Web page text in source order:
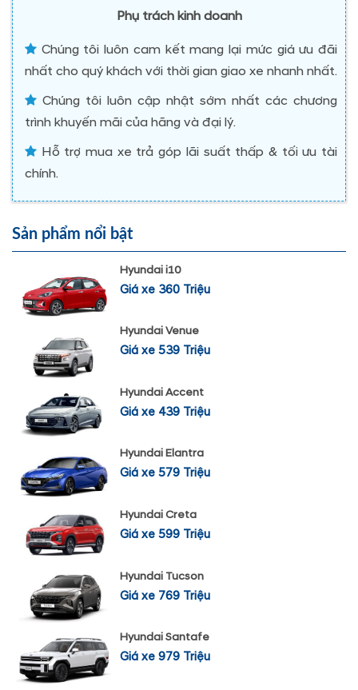
Phụ trách kinh doanh
Chúng tôi luôn cam kết mang lại mức giá ưu đãi
nhất cho quý khách với thời gian giao xe nhanh nhất.
Chúng tôi luôn cập nhật sớm nhất các chương
trình khuyến mãi của hãng và đại lý.
Hỗ trợ mua xe trả góp lãi suất thấp & tối ưu tài
chính.
Sản phẩm nổi bật
Hyundai i10
Giá xe 360 Triệu
Hyundai Venue
Giá xe 539 Triệu
Hyundai Accent
Giá xe 439 Triệu
Hyundai Elantra
Giá xe 579 Triệu
Hyundai Creta
Giá xe 599 Triệu
Hyundai Tucson
Giá xe 769 Triệu
Hyundai Santafe
Giá xe 979 Triệu